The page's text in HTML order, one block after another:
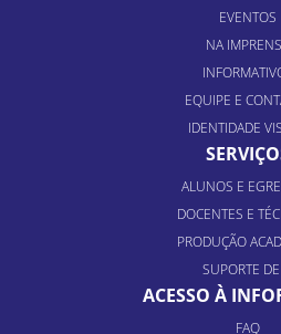
EVENTOS
NA
EQUIPE E
IDENTIDADE
ALUNOS E
DOCENTES E
PRODUÇÃO
SUPORTE
ACESSO À
FAQ